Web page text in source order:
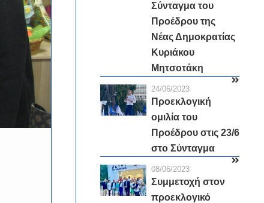
Σύνταγμα του
Προέδρου της
Νέας Δημοκρατίας
Κυριάκου
Μητσοτάκη
24/06/2023
Προεκλογική
ομιλία του
Προέδρου στις 23/6
στο Σύνταγμα
08/06/2023
Συμμετοχή στον
προεκλογικό